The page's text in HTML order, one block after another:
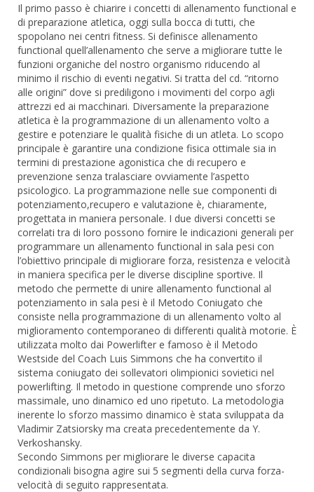
Il primo passo è chiarire i concetti di allenamento functional e
di preparazione atletica, oggi sulla bocca di tutti, che
spopolano nei centri fitness. Si definisce allenamento
functional quell’allenamento che serve a migliorare tutte le
funzioni organiche del nostro organismo riducendo al
minimo il rischio di eventi negativi. Si tratta del cd. “ritorno
alle origini” dove si prediligono i movimenti del corpo agli
attrezzi ed ai macchinari. Diversamente la preparazione
atletica è la programmazione di un allenamento volto a
gestire e potenziare le qualità fisiche di un atleta. Lo scopo
principale è garantire una condizione fisica ottimale sia in
termini di prestazione agonistica che di recupero e
prevenzione senza tralasciare ovviamente l’aspetto
psicologico. La programmazione nelle sue componenti di
potenziamento,recupero e valutazione è, chiaramente,
progettata in maniera personale. I due diversi concetti se
correlati tra di loro possono fornire le indicazioni generali per
programmare un allenamento functional in sala pesi con
l’obiettivo principale di migliorare forza, resistenza e velocità
in maniera specifica per le diverse discipline sportive. Il
metodo che permette di unire allenamento functional al
potenziamento in sala pesi è il Metodo Coniugato che
consiste nella programmazione di un allenamento volto al
miglioramento contemporaneo di differenti qualità motorie. È
utilizzata molto dai Powerlifter e famoso è il Metodo
Westside del Coach Luis Simmons che ha convertito il
sistema coniugato dei sollevatori olimpionici sovietici nel
powerlifting. Il metodo in questione comprende uno sforzo
massimale, uno dinamico ed uno ripetuto. La metodologia
inerente lo sforzo massimo dinamico è stata sviluppata da
Vladimir Zatsiorsky ma creata precedentemente da Y.
Verkoshansky.
Secondo Simmons per migliorare le diverse capacita
condizionali bisogna agire sui 5 segmenti della curva forza-
velocità di seguito rappresentata.